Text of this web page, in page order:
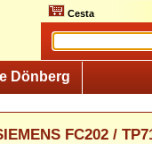
Cesta
Dönberg
FC202 /